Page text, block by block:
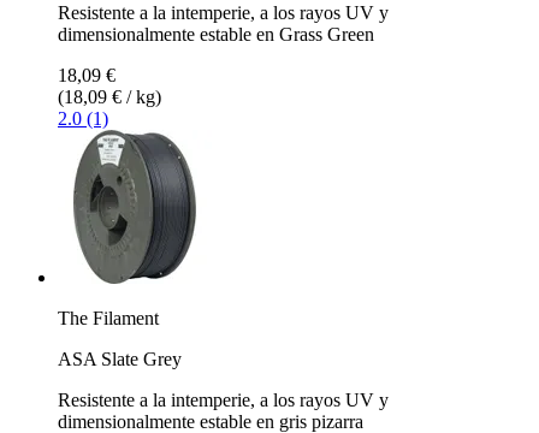
Resistente a la intemperie, a los rayos UV y
dimensionalmente estable en Grass Green
18,09 €
(18,09 € / kg)
2.0 (1)
The Filament
ASA Slate Grey
Resistente a la intemperie, a los rayos UV y
dimensionalmente estable en gris pizarra